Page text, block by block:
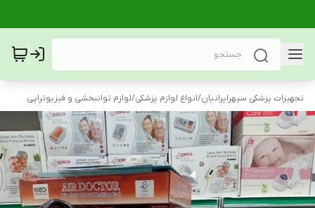
تجهیزات پزشکی سپهرایرانیان/انواع لوازم پزشکی/لوازم توانبخشی و فیزیوتراپی